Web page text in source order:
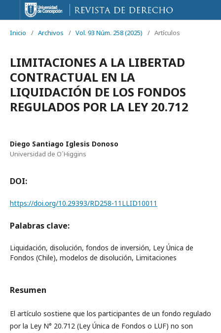
Inicio / Archivos / Vol. 93 Núm. 258 (2025) / Artículos
LIMITACIONES A LA LIBERTAD
CONTRACTUAL EN LA
LIQUIDACIÓN DE LOS FONDOS
REGULADOS POR LA LEY 20.712
Diego Santiago Iglesis Donoso
Universidad de O´Higgins
DOI:
https://doi.org/10.29393/RD258-11LLID10011
Palabras clave:
Liquidación, disolución, fondos de inversión, Ley Única de
Fondos (Chile), modelos de disolución, Limitaciones
Resumen
El artículo sostiene que los participantes de un fondo regulado
por la Ley N° 20.712 (Ley Única de Fondos o LUF) no son